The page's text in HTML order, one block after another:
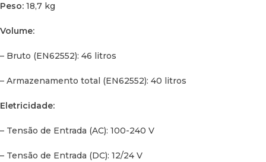
– Consumo de Energia 12V DC (Ambiente 32°C, Interno
Peso: 18,7 kg
Volume:
– Bruto (EN62552): 46 litros
– Armazenamento total (EN62552): 40 litros
Eletricidade:
– Tensão de Entrada (AC): 100-240 V
– Tensão de Entrada (DC): 12/24 V